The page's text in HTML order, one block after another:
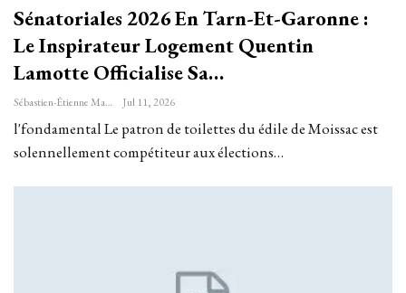
Sénatoriales 2026 En Tarn-Et-Garonne :
Le Inspirateur Logement Quentin
Lamotte Officialise Sa…
Sébastien-Étienne Marechal Jul 11, 2026
l'fondamental Le patron de toilettes du édile de Moissac est
solennellement compétiteur aux élections…